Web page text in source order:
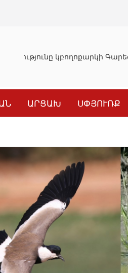
կբողոքարկի
ԱՐՑԱԽ ՍՓՅՈՒՌՔ